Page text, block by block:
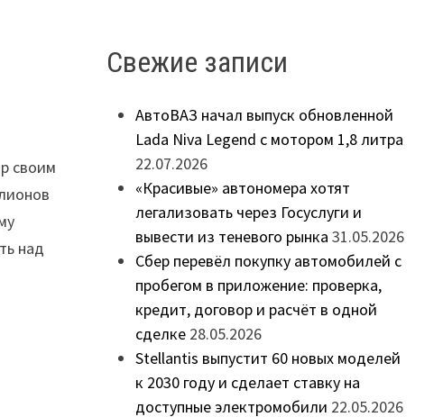
своим
над
Свежие записи
АвтоВАЗ начал выпуск обновленной
Lada Niva Legend с мотором 1,8 литра
22.07.2026
«Красивые» автономера хотят
легализовать через Госуслуги и
вывести из теневого рынка 31.05.2026
Сбер перевёл покупку автомобилей с
пробегом в приложение: проверка,
кредит, договор и расчёт в одной
сделке 28.05.2026
Stellantis выпустит 60 новых моделей
к 2030 году и сделает ставку на
доступные электромобили 22.05.2026